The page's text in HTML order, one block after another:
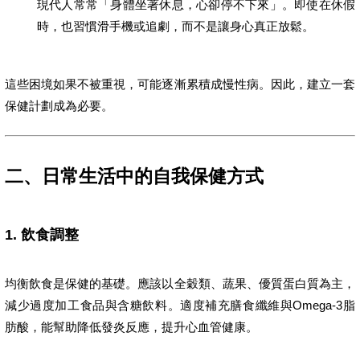
現代人常常「身體坐著休息，心卻停不下來」。即使在休假
時，也習慣滑手機或追劇，而不是讓身心真正放鬆。
這些困境如果不被重視，可能逐漸累積成慢性病。因此，建立一套
保健計劃成為必要。
二、日常生活中的自我保健方式
1. 飲食調整
均衡飲食是保健的基礎。應該以全穀類、蔬果、優質蛋白質為主，
減少過度加工食品與含糖飲料。適度補充膳食纖維與Omega-3脂
肪酸，能幫助降低發炎反應，提升心血管健康。